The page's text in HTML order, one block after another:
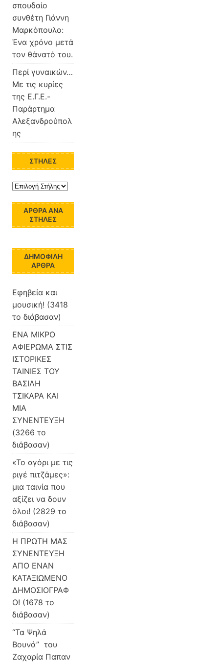
σπουδαίο
συνθέτη Γιάννη
Μαρκόπουλο:
Ένα χρόνο μετά
τον θάνατό του.
Περί γυναικών…
Με τις κυρίες
της Ε.Γ.Ε.-
Παράρτημα
Αλεξανδρούπολ
ης
ΣΤΉΛΕΣ
ΆΡΘΡΑ ΑΝΆ
ΣΤΉΛΕΣ
ΔΗΜΟΦΙΛΉ
ΆΡΘΡΑ
Εφηβεία και
μουσική! (3418
το διάβασαν)
ΕΝΑ ΜΙΚΡΟ
ΑΦΙΕΡΩΜΑ ΣΤΙΣ
ΙΣΤΟΡΙΚΕΣ
ΤΑΙΝΙΕΣ ΤΟΥ
ΒΑΣΙΛΗ
ΤΣΙΚΑΡΑ ΚΑΙ
ΜΙΑ
ΣΥΝΕΝΤΕΥΞΗ
(3266 το
διάβασαν)
«Το αγόρι με τις
ριγέ πιτζάμες»:
μια ταινία που
αξίζει να δουν
όλοι! (2829 το
διάβασαν)
H ΠΡΩΤΗ ΜΑΣ
ΣΥΝΕΝΤΕΥΞΗ
ΑΠΟ ΕΝΑΝ
ΚΑΤΑΞΙΩΜΕΝΟ
ΔΗΜΟΣΙΟΓΡΑΦ
Ο! (1678 το
διάβασαν)
“Τα Ψηλά
Βουνά” του
Ζαχαρία Παπαν